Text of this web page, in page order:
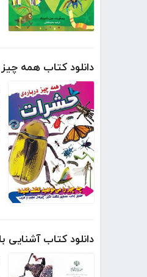
دانلود کتاب همه
دانلود کتاب آشنایی